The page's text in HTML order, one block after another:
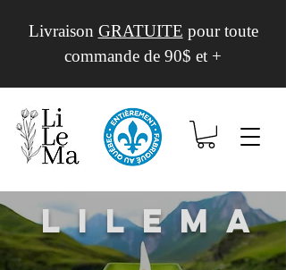
Livraison GRATUITE pour toute
commande de 90$ et +
Lilema